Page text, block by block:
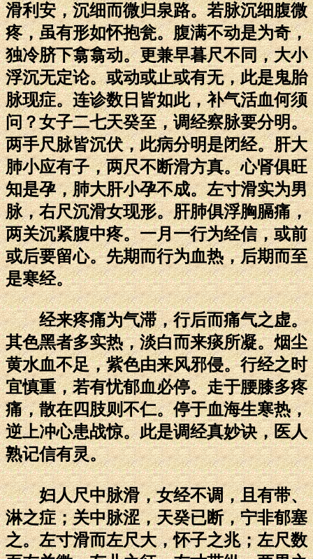
滑利安，沉细而微归泉路。若脉沉细腹微
疼，虽有形如怀抱瓮。腹满不动是为奇，
独冷脐下翕翕动。更兼早暮尺不同，大小
浮沉无定论。或动或止或有无，此是鬼胎
脉现症。连诊数日皆如此，补气活血何须
问？女子二七天癸至，调经察脉要分明。
两手尺脉皆沉伏，此病分明是闭经。肝大
肺小应有子，两尺不断滑方真。心肾俱旺
知是孕，肺大肝小孕不成。左寸滑实为男
脉，右尺沉滑女现形。肝肺俱浮胸膈痛，
两关沉紧腹中疼。一月一行为经信，或前
或后要留心。先期而行为血热，后期而至
是寒经。
经来疼痛为气滞，行后而痛气之虚。
其色黑者多实热，淡白而来痰所凝。烟尘
黄水血不足，紫色由来风邪侵。行经之时
宜慎重，若有忧郁血必停。走于腰膝多疼
痛，散在四肢则不仁。停于血海生寒热，
逆上冲心患战惊。此是调经真妙诀，医人
熟记信有灵。
妇人尺中脉滑，女经不调，且有带、
淋之症；关中脉涩，天癸已断，宁非郁塞
之。左寸滑而左尺大，怀子之兆；左尺数